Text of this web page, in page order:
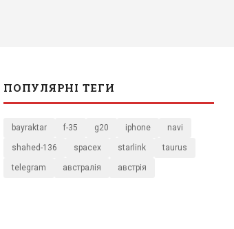
ПОПУЛЯРНІ ТЕГИ
bayraktar f-35 g20 iphone navi
shahed-136 spacex starlink taurus
telegram австралія австрія